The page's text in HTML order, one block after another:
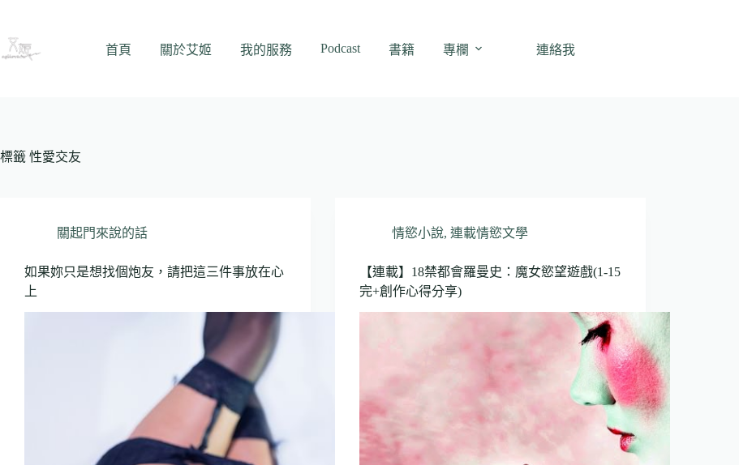
主
首頁 關於艾姬 我的服務 Podcast 書籍 專欄 連絡我
標籤 性愛交友
關起門來說的話
如果妳只是想找個炮友，請把這三件事放在心
上
情慾小說,連載情慾文學
【連載】18禁都會羅曼史：魔女慾望遊戲(1-15
完+創作心得分享)